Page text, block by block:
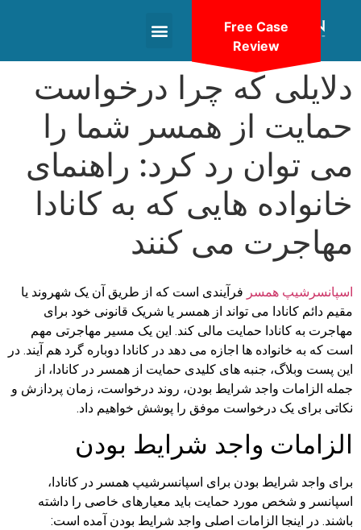
دلایلی که چرا درخواست
حمایت از همسر شما را
می توان رد کرد: راهنمای
خانواده هایی که به کانادا
مهاجرت می کنند
اسپانسرشیپ همسر فرآیندی است که از طریق آن یک شهروند یا
مقیم دائم کانادا می تواند از همسر یا شریک قانونی خود برای
مهاجرت به کانادا حمایت مالی کند. این یک مسیر مهاجرتی مهم
است که به خانواده ها اجازه می دهد در کانادا دوباره گرد هم آیند. در
این پست وبلاگ، جنبه های کلیدی حمایت از همسر در کانادا، از
جمله الزامات واجد شرایط بودن، روند درخواست، زمان پردازش و
نکاتی برای یک درخواست موفق را پوشش خواهیم داد.
الزامات واجد شرایط بودن
برای واجد شرایط بودن برای اسپانسرشیپ همسر در کانادا،
اسپانسر و شخص مورد حمایت باید معیارهای خاصی را داشته
باشند. در اینجا الزامات اصلی واجد شرایط بودن آمده است:
Free Case
Review